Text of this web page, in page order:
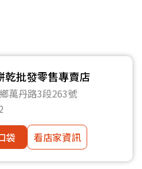
乾批發零售專賣店
萬丹路3段263號
袋
看店家資訊